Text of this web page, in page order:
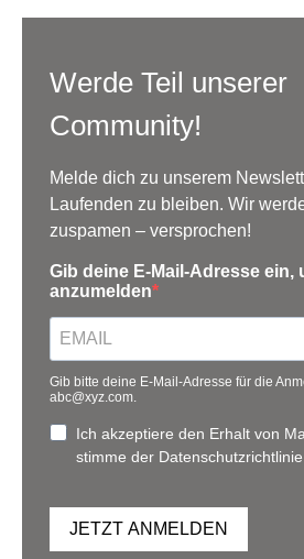
Werde Teil unserer
Community!
Melde dich zu unserem
Laufenden zu bleiben. Wir
zuspamen – versprochen!
Gib deine E-Mail-Adresse ein,
anzumelden
Gib bitte deine E-Mail-Adresse für die
abc@xyz.com.
Ich akzeptiere den Erhalt von
stimme der Datenschutzrichtlinie
JETZT ANMELDEN